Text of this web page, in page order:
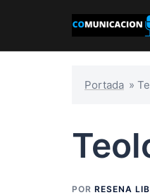
Portada »
POR RESENA